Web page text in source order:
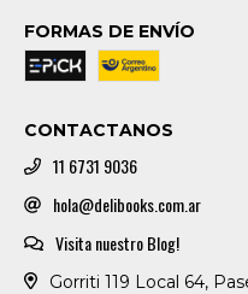
FORMAS DE ENVÍO
CONTACTANOS
11 6731 9036
hola@delibooks.com.ar
Visita nuestro Blog!
Gorriti 119 Local 64,